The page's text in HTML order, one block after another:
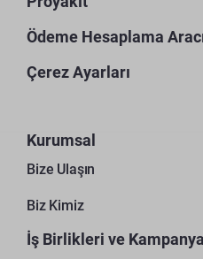
Ödeme Hesaplama
Çerez Ayarları
Kurumsal
Bize Ulaşın
Biz Kimiz
İş Birlikleri ve